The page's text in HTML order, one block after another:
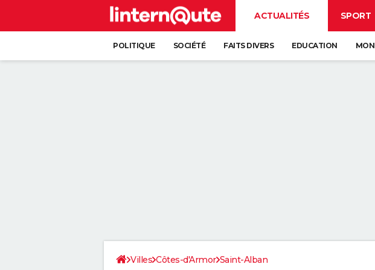
ACTUALITÉS SPORT
POLITIQUE SOCIÉTÉ FAITS DIVERS EDUCATION
Villes Côtes-d'Armor Saint-Alban